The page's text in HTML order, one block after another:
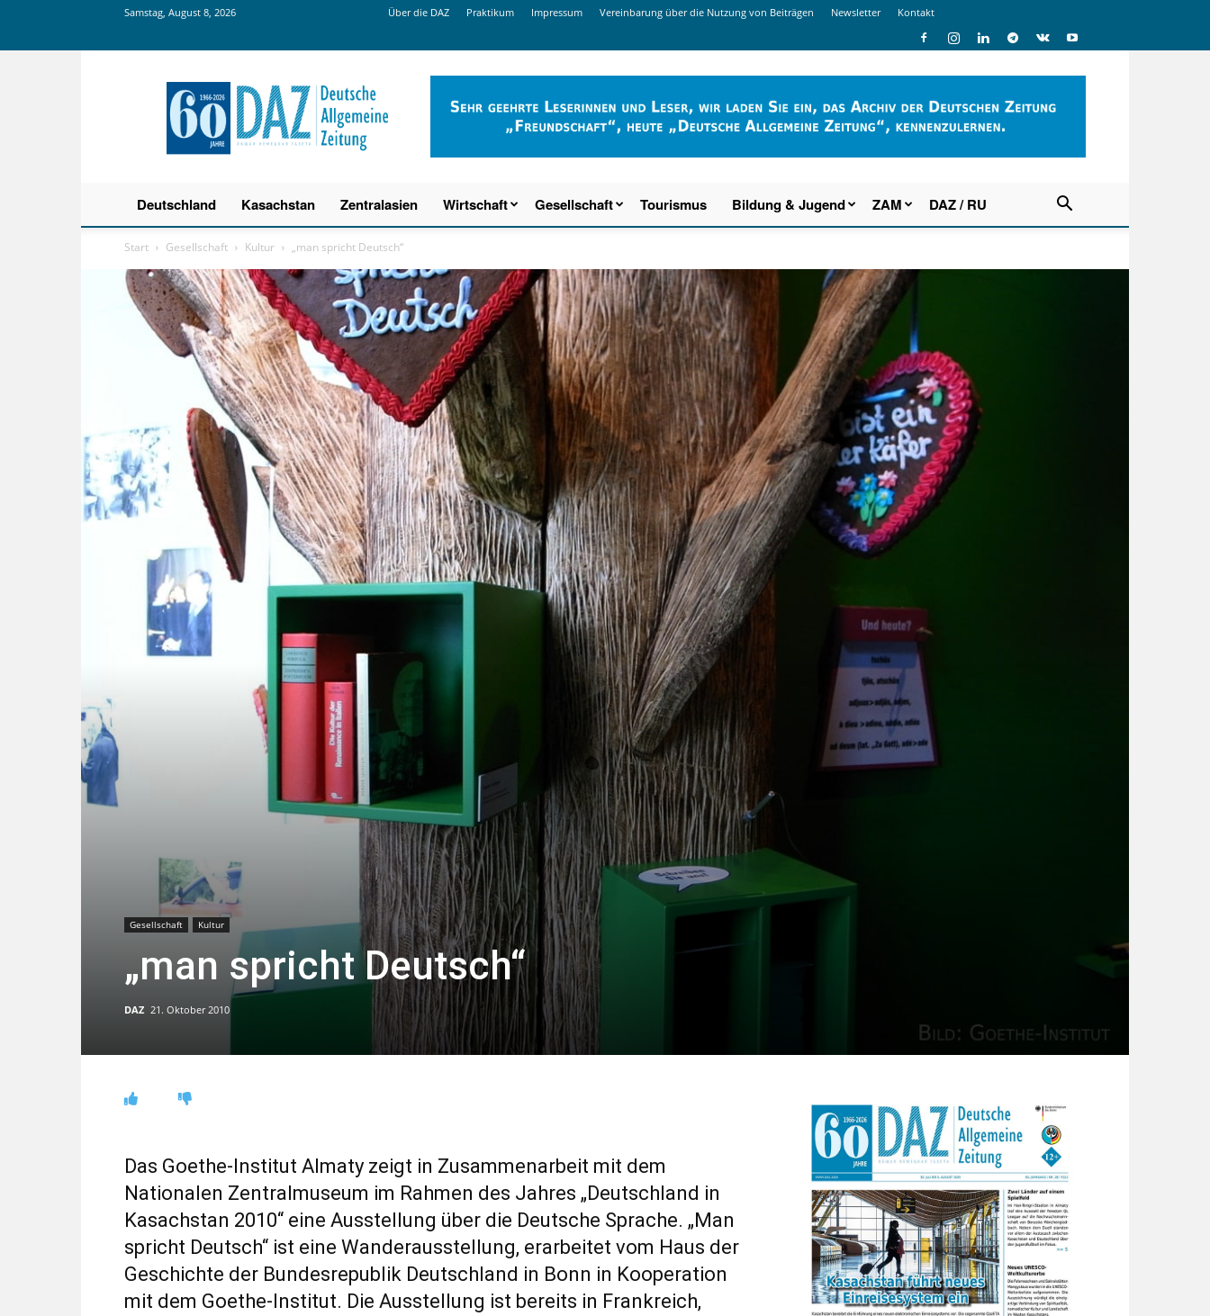
Samstag, August 8, 2026 Über die DAZ Praktikum Impressum Vereinbarung über die Nutzung von Beiträgen Newsletter Kontakt
Deutsche
Allgemeine
Zeitung
Deutschland Kasachstan Zentralasien Wirtschaft Gesellschaft Tourismus Bildung & Jugend ZAM DAZ / RU
Start Gesellschaft Kultur „man spricht Deutsch“
Gesellschaft Kultur
„man spricht Deutsch“
DAZ 21. Oktober 2010
Das Goethe-Institut Almaty zeigt in Zusammenarbeit mit dem
Nationalen Zentralmuseum im Rahmen des Jahres „Deutschland in
Kasachstan 2010“ eine Ausstellung über die Deutsche Sprache. „Man
spricht Deutsch“ ist eine Wanderausstellung, erarbeitet vom Haus der
Geschichte der Bundesrepublik Deutschland in Bonn in Kooperation
mit dem Goethe-Institut. Die Ausstellung ist bereits in Frankreich,